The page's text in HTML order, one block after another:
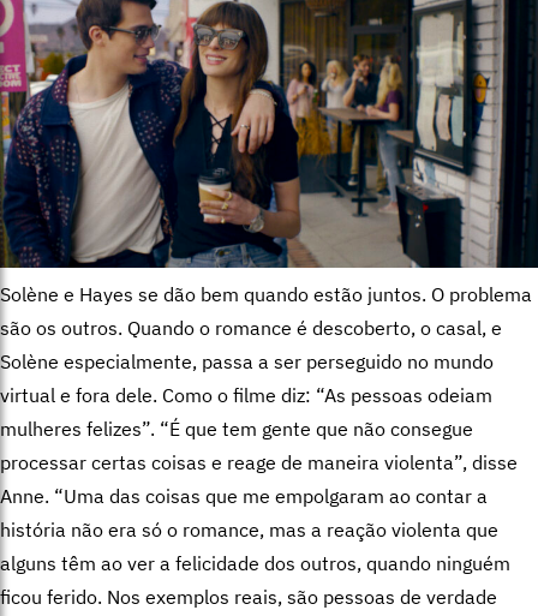
Solène e Hayes se dão bem quando estão juntos. O problema
são os outros. Quando o romance é descoberto, o casal, e
Solène especialmente, passa a ser perseguido no mundo
virtual e fora dele. Como o filme diz: “As pessoas odeiam
mulheres felizes”. “É que tem gente que não consegue
processar certas coisas e reage de maneira violenta”, disse
Anne. “Uma das coisas que me empolgaram ao contar a
história não era só o romance, mas a reação violenta que
alguns têm ao ver a felicidade dos outros, quando ninguém
ficou ferido. Nos exemplos reais, são pessoas de verdade